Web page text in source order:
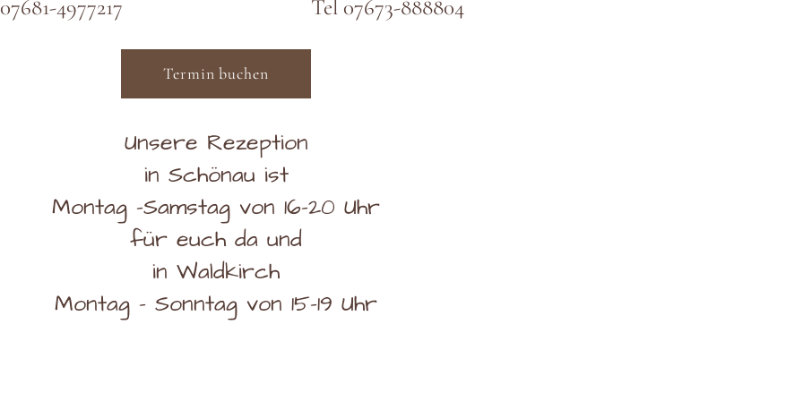
4977217 Tel 07673-888804
Termin buchen
Unsere Rezeption
in Schönau ist
Montag -Samstag von 16-20 Uhr
für euch da und
in Waldkirch
Montag - Sonntag von 15-19 Uhr